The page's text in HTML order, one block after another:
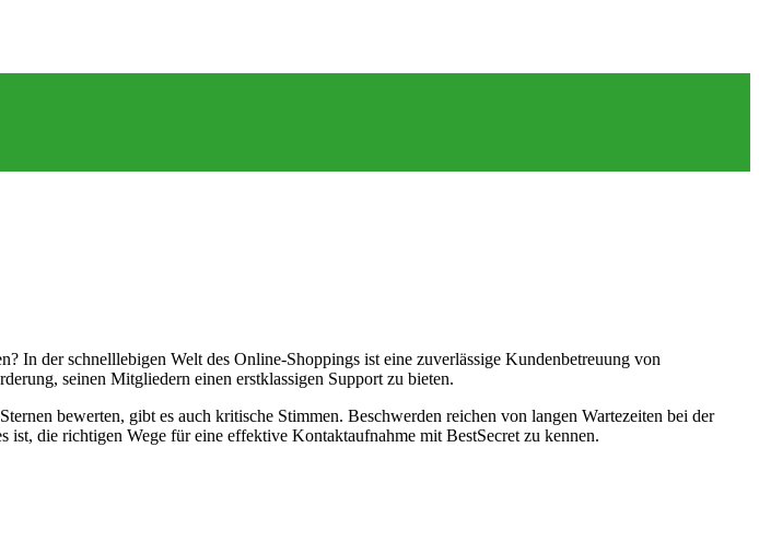
In der schnelllebigen Welt des Online-Shoppings ist eine zuverlässige Kundenbetreuung von
seinen Mitgliedern einen erstklassigen Support zu bieten.
bewerten, gibt es auch kritische Stimmen. Beschwerden reichen von langen Wartezeiten bei der
die richtigen Wege für eine effektive Kontaktaufnahme mit BestSecret zu kennen.